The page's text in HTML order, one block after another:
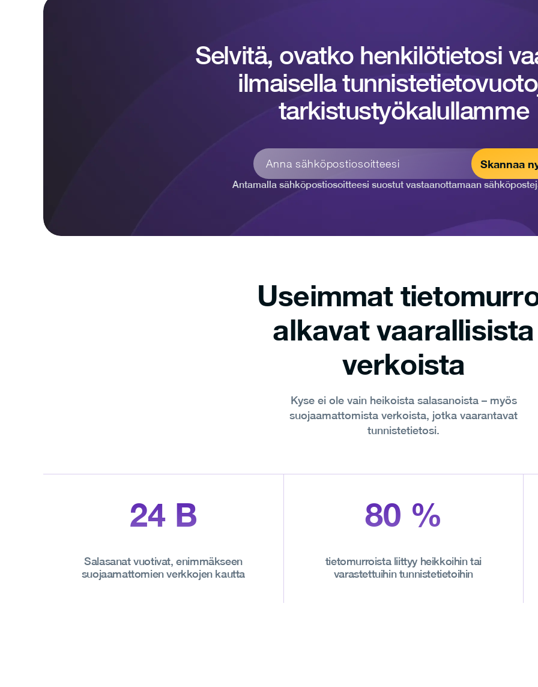
Selvitä, ovatko henkilötietosi
ilmaisella
tarkistustyökalullamme
Skannaa
Antamalla sähköpostiosoitteesi suostut vastaanottamaan
Useimmat
alkavat vaarallisista
verkoista
Kyse ei ole vain heikoista salasanoista – myös
suojaamattomista verkoista, jotka vaarantavat
tunnistetietosi.
24B
Salasanat vuotivat, enimmäkseen
suojaamattomien verkkojen kautta
80 %
tietomurroista liittyy heikkoihin tai
varastettuihin tunnistetietoihin